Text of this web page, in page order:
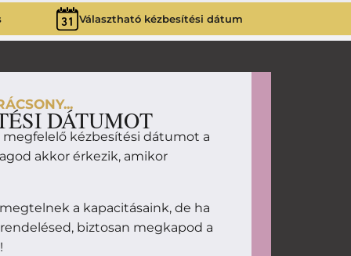
Választható kézbesítési dátum
DÁTUMOT
kézbesítési dátumot a
akkor érkezik, amikor
a kapacitásaink, de ha
biztosan megkapod a